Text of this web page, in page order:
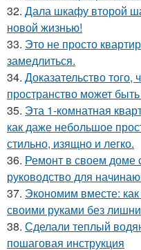
32. Дала шкафу второй
новой жизнью!
33. Это не просто
замедлиться.
34. Доказательство
пространство может
35. Эта 1-комнатная
как даже небольшое
стильно, изящно и легко.
36. Ремонт в своем доме
руководство для
37. Экономим вместе:
своими руками без
38. Сделали теплый
пошаговая инструкция